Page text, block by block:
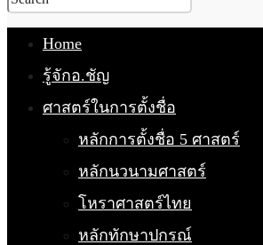
Home
รู้จักอ.ชัญ
ศาสตร์ในการตั้งชื่อ
หลักการตั้งชื่อ 5 ศาสตร์
หลักนวนามศาสตร์
โหราศาสตร์ไทย
หลักทักษาปกรณ์